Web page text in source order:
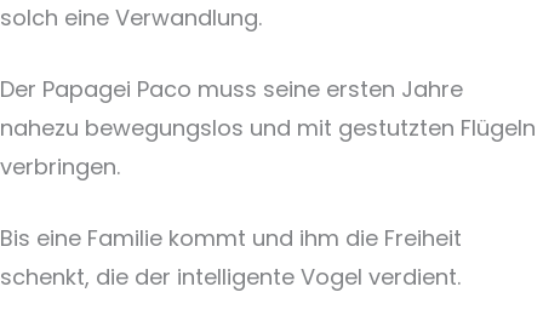
solch eine Verwandlung.
Der Papagei Paco muss seine ersten Jahre
nahezu bewegungslos und mit gestutzten Flügeln
verbringen.
Bis eine Familie kommt und ihm die Freiheit
schenkt, die der intelligente Vogel verdient.